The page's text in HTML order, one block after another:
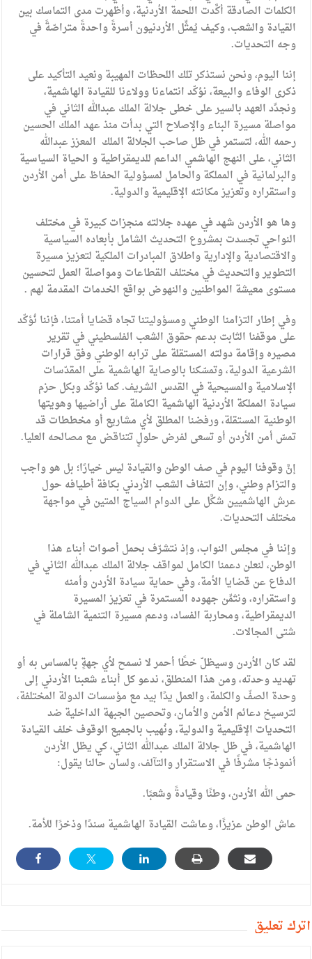
الكلمات الصادقة أكَّدت اللحمة الأردنية، وأظهرت مدى التماسك بين
القيادة والشعب، وكيف يُمثِّل الأردنيون أسرةً واحدةً متراصّةً في
وجه التحديات.
إننا اليوم، ونحن نستذكر تلك اللحظات المهيبة ونعيد التأكيد على
ذكرى الوفاء والبيعة، نؤكّد انتماءنا وولاءنا للقيادة الهاشمية،
ونجدِّد العهد بالسير على خطى جلالة الملك عبدالله الثاني في
مواصلة مسيرة البناء والإصلاح التي بدأت منذ عهد الملك الحسين
رحمه الله، لتستمر في ظل صاحب الجلالة الملك المعزز عبدالله
الثاني، على النهج الهاشمي الداعم للديمقراطية و الحياة السياسية
والبرلمانية في المملكة والحامل لمسؤولية الحفاظ على أمن الأردن
واستقراره وتعزيز مكانته الإقليمية والدولية.
وها هو الأردن شهد في عهده جلالته منجزات كبيرة في مختلف
النواحي تجسدت بمشروع التحديث الشامل بأبعاده السياسية
والاقتصادية والإدارية واطلاق المبادرات الملكية لتعزيز مسيرة
التطوير والتحديث في مختلف القطاعات ومواصلة العمل لتحسين
مستوى معيشة المواطنين والنهوض بواقع الخدمات المقدمة لهم .
وفي إطار التزامنا الوطني ومسؤوليتنا تجاه قضايا أمتنا، فإننا نُؤكّد
على موقفنا الثابت بدعم حقوق الشعب الفلسطيني في تقرير
مصيره وإقامة دولته المستقلة على ترابه الوطني وفق قرارات
الشرعية الدولية، وتمسّكنا بالوصاية الهاشمية على المقدّسات
الإسلامية والمسيحية في القدس الشريف. كما نؤكّد وبكل حزم
سيادة المملكة الأردنية الهاشمية الكاملة على أراضيها وهويتها
الوطنية المستقلة، ورفضنا المطلق لأي مشاريع أو مخططات قد
تمسّ أمن الأردن أو تسعى لفرض حلولٍ تتناقض مع مصالحه العليا.
إنَّ وقوفنا اليوم في صف الوطن والقيادة ليس خيارًا؛ بل هو واجب
والتزام وطني، وإن التفاف الشعب الأردني بكافة أطيافه حول
عرش الهاشميين شكَّل على الدوام السياج المتين في مواجهة
مختلف التحديات.
وإننا في مجلس النواب، وإذ نتشرّف بحمل أصوات أبناء هذا
الوطن، لنعلن دعمنا الكامل لمواقف جلالة الملك عبدالله الثاني في
الدفاع عن قضايا الأمة، وفي حماية سيادة الأردن وأمنه
واستقراره، ونثمِّن جهوده المستمرة في تعزيز المسيرة
الديمقراطية، ومحاربة الفساد، ودعم مسيرة التنمية الشاملة في
شتى المجالات.
لقد كان الأردن وسيظلّ خطًا أحمر لا نسمح لأي جهةٍ بالمساس به أو
تهديد وحدته، ومن هذا المنطلق، ندعو كل أبناء شعبنا الأردني إلى
وحدة الصفّ والكلمة، والعمل يدًا بيد مع مؤسسات الدولة المختلفة،
لترسيخ دعائم الأمن والأمان، وتحصين الجبهة الداخلية ضد
التحديات الإقليمية والدولية، ونُهيب بالجميع الوقوف خلف القيادة
الهاشمية، في ظل جلالة الملك عبدالله الثاني، كي يظل الأردن
أنموذجًا مشرفًا في الاستقرار والتآلف، ولسان حالنا يقول:
حمى الله الأردن، وطنًا وقيادةً وشعبًا.
عاش الوطن عزيزًا، وعاشت القيادة الهاشمية سندًا وذخرًا للأمة.
أترك تعليق